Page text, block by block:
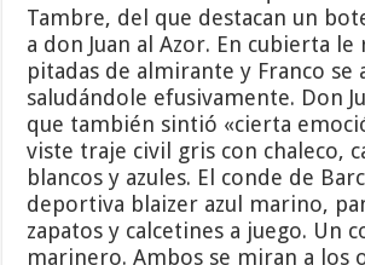
Tambre, del que destacan un
a don Juan al Azor. En cubierta
pitadas de almirante y Franco se
saludándole efusivamente. Don
que también sintió «cierta
viste traje civil gris con chaleco,
blancos y azules. El conde de
deportiva blaizer azul marino,
zapatos y calcetines a juego. Un
marinero. Ambos se miran a los